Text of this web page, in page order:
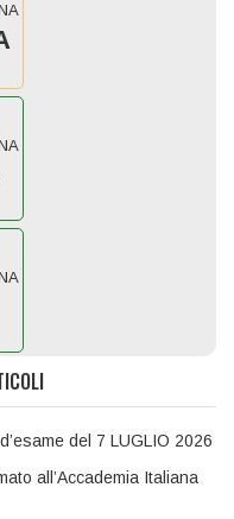
del 7 LUGLIO 2026
all’Accademia Italiana